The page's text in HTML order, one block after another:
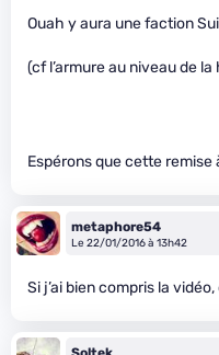
Ouah y aura une faction
(cf l’armure au niveau de
Espérons que cette remise
metaphore54
Le 22/01/2016 à 13h42
Si j’ai bien compris la